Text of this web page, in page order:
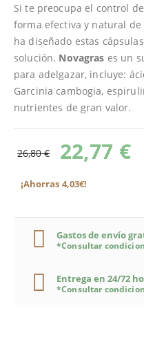
galería
imágenes
Si te preocupa el control
forma efectiva y natural
ha diseñado estas
solución. Novagras es un
para adelgazar, incluye:
Garcinia cambogia,
nutrientes de gran valor.
26,80 € 22,77 €
¡Ahorras 4,03€!
Gastos de envío
*Consultar
Entrega en 24/72
*Consultar